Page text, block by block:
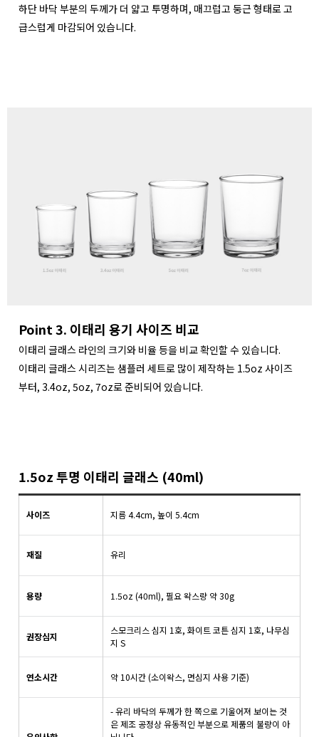
하단 바닥 부분의 두께가 더 얇고 투명하며, 매끄럽고 둥근 형태로 고
급스럽게 마감되어 있습니다.
Point 3. 이태리 용기 사이즈 비교
이태리 글래스 라인의 크기와 비율 등을 비교 확인할 수 있습니다.
이태리 글래스 시리즈는 샘플러 세트로 많이 제작하는 1.5oz 사이즈
부터, 3.4oz, 5oz, 7oz로 준비되어 있습니다.
1.5oz 투명 이태리 글래스 (40ml)
사이즈 지름 4.4cm, 높이 5.4cm
재질 유리
용량 1.5oz (40ml), 필요 왁스량 약 30g
권장심지
스모크리스 심지 1호, 화이트 코튼 심지 1호, 나무심
지 S
연소시간 약 10시간 (소이왁스, 면심지 사용 기준)
- 유리 바닥의 두께가 한 쪽으로 기울어져 보이는 것
은 제조 공정상 유동적인 부분으로 제품의 불량이 아